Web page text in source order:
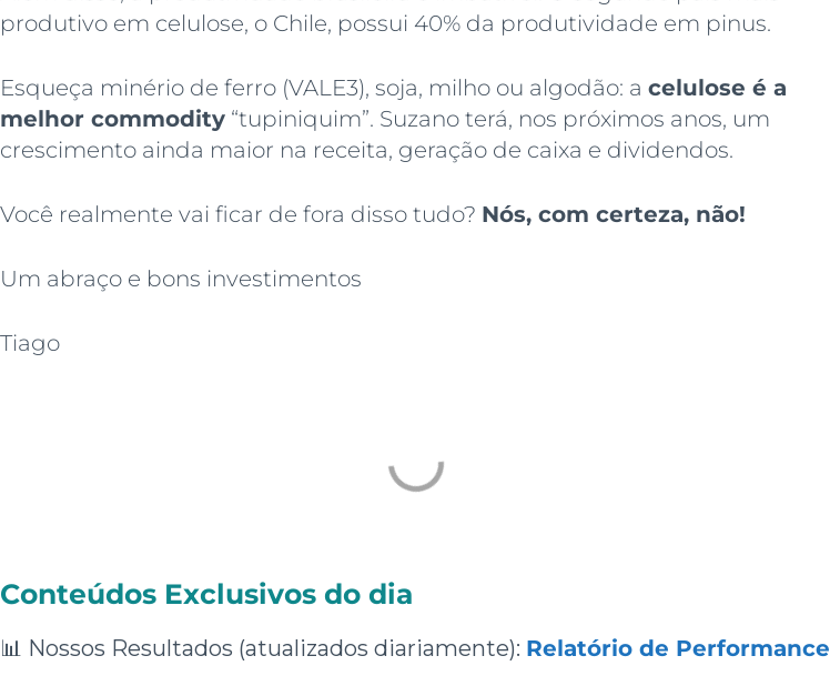
produtivo em celulose, o Chile, possui 40% da produtividade em pinus.
Esqueça minério de ferro (VALE3), soja, milho ou algodão: a celulose é a
melhor commodity “tupiniquim”. Suzano terá, nos próximos anos, um
crescimento ainda maior na receita, geração de caixa e dividendos.
Você realmente vai ficar de fora disso tudo? Nós, com certeza, não!
Um abraço e bons investimentos
Tiago
Conteúdos Exclusivos do dia
📊 Nossos Resultados (atualizados diariamente): Relatório de Performance